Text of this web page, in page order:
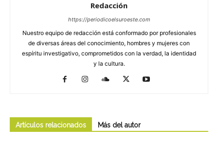
Redacción
https://periodicoelsuroeste.com
Nuestro equipo de redacción está conformado por profesionales
de diversas áreas del conocimiento, hombres y mujeres con
espíritu investigativo, comprometidos con la verdad, la identidad
y la cultura.
Artículos relacionados Más del autor